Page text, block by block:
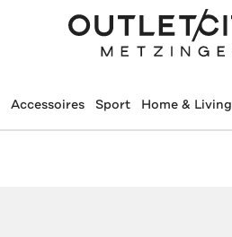
Accessoires Sport Home & Living